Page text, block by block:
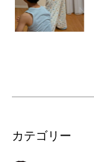
カテゴリー